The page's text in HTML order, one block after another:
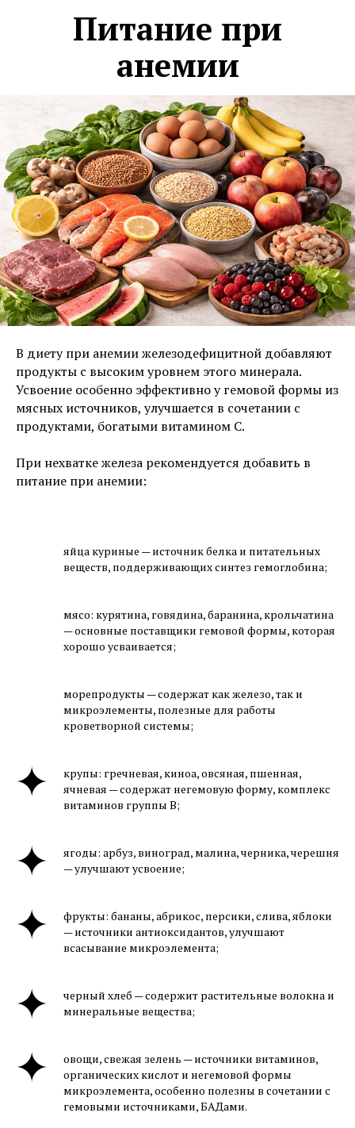
Питание при
анемии
В диету при анемии железодефицитной добавляют
продукты с высоким уровнем этого минерала.
Усвоение особенно эффективно у гемовой формы из
мясных источников, улучшается в сочетании с
продуктами, богатыми витамином C.
При нехватке железа рекомендуется добавить в
питание при анемии:
яйца куриные — источник белка и питательных
веществ, поддерживающих синтез гемоглобина;
мясо: курятина, говядина, баранина, крольчатина
— основные поставщики гемовой формы, которая
хорошо усваивается;
морепродукты — содержат как железо, так и
микроэлементы, полезные для работы
кроветворной системы;
крупы: гречневая, киноа, овсяная, пшенная,
ячневая — содержат негемовую форму, комплекс
витаминов группы B;
ягоды: арбуз, виноград, малина, черника, черешня
— улучшают усвоение;
фрукты: бананы, абрикос, персики, слива, яблоки
— источники антиоксидантов, улучшают
всасывание микроэлемента;
черный хлеб — содержит растительные волокна и
минеральные вещества;
овощи, свежая зелень — источники витаминов,
органических кислот и негемовой формы
микроэлемента, особенно полезны в сочетании с
гемовыми источниками, БАДами.